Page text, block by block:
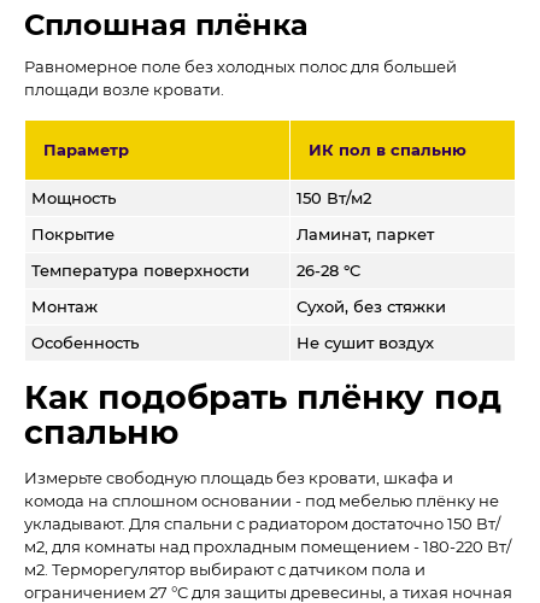
Сплошная плёнка
Равномерное поле без холодных полос для большей
площади возле кровати.
Параметр ИК пол в спальню
Мощность
150 Вт/м2
Покрытие
Ламинат, паркет
Температура поверхности
26-28 °C
Монтаж
Сухой, без стяжки
Особенность
Не сушит воздух
Как подобрать плёнку под
спальню
Измерьте свободную площадь без кровати, шкафа и
комода на сплошном основании - под мебелью плёнку не
укладывают. Для спальни с радиатором достаточно 150 Вт/
м2, для комнаты над прохладным помещением - 180-220 Вт/
м2. Терморегулятор выбирают с датчиком пола и
ограничением 27 °C для защиты древесины, а тихая ночная